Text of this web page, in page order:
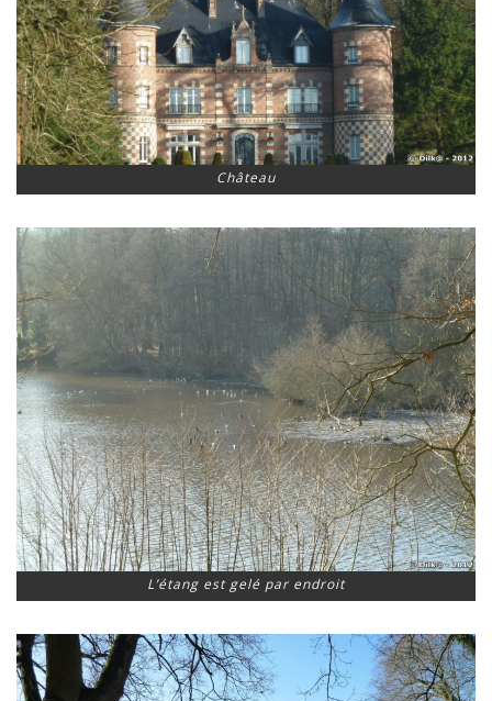
Château
L’étang est gelé par endroit